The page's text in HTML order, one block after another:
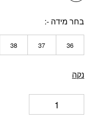
בחר מידה -
36
37
38
נקה